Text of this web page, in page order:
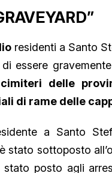
residenti a Santo
essere
cimiteri delle
di rame delle
a Santo
stato sottoposto
stato posto agli